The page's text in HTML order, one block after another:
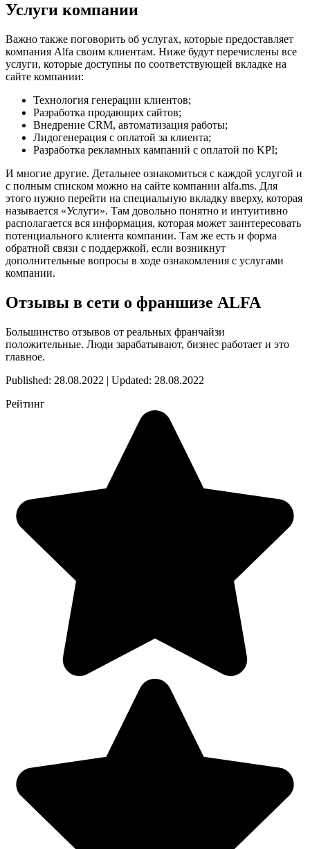
Услуги компании
Важно также поговорить об услугах, которые предоставляет
компания Alfa своим клиентам. Ниже будут перечислены все
услуги, которые доступны по соответствующей вкладке на
сайте компании:
Технология генерации клиентов;
Разработка продающих сайтов;
Внедрение CRM, автоматизация работы;
Лидогенерация с оплатой за клиента;
Разработка рекламных кампаний с оплатой по KPI;
И многие другие. Детальнее ознакомиться с каждой услугой и
с полным списком можно на сайте компании alfa.ms. Для
этого нужно перейти на специальную вкладку вверху, которая
называется «Услуги». Там довольно понятно и интуитивно
располагается вся информация, которая может заинтересовать
потенциального клиента компании. Там же есть и форма
обратной связи с поддержкой, если возникнут
дополнительные вопросы в ходе ознакомления с услугами
компании.
Отзывы в сети о франшизе ALFA
Большинство отзывов от реальных франчайзи
положительные. Люди зарабатывают, бизнес работает и это
главное.
Published: 28.08.2022 | Updated: 28.08.2022
Рейтинг